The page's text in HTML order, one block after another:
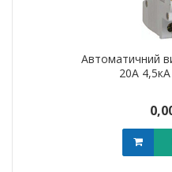
Автоматичний
20А